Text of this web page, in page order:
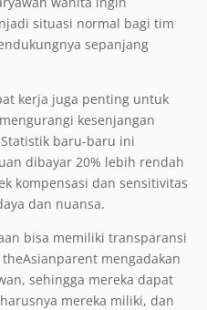
situasi normal bagi tim
sepanjang
kerja juga penting untuk
kesenjangan
baru-baru ini
dibayar 20% lebih rendah
kompensasi dan sensitivitas
dan nuansa.
bisa memiliki transparansi
mengadakan
sehingga mereka dapat
mereka miliki, dan